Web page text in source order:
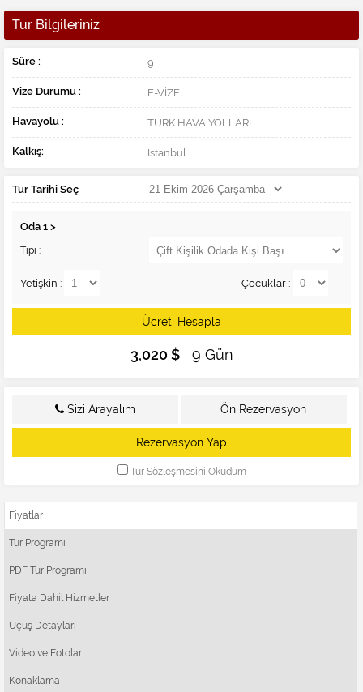
Tur Bilgileriniz
Süre : 9
Vize Durumu : E-VİZE
Havayolu : TÜRK HAVA YOLLARI
Kalkış: İstanbul
Tur Tarihi Seç
Oda 1 >
Tipi :
Yetişkin : Çocuklar :
Ücreti Hesapla
3,020 $ 9 Gün
Sizi Arayalım Ön Rezervasyon
Rezervasyon Yap
Tur Sözleşmesini Okudum
Fiyatlar
Tur Programı
PDF Tur Programı
Fiyata Dahil Hizmetler
Uçuş Detayları
Video ve Fotolar
Konaklama